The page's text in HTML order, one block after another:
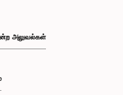
அலுவல்கள்